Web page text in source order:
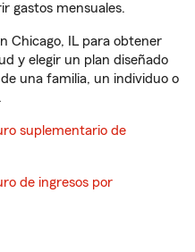
gastos mensuales.
Chicago, IL para obtener
y elegir un plan diseñado
una familia, un individuo o
suplementario de
de ingresos por